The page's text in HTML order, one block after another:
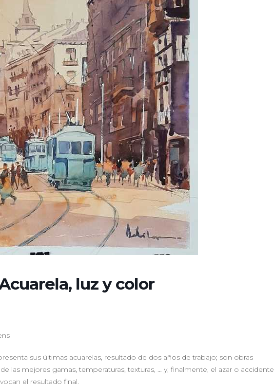
luz y color
sus últimas acuarelas, resultado de dos años de trabajo; son obras
las mejores gamas, temperaturas, texturas, … y, finalmente, el azar o accidente
el resultado final.